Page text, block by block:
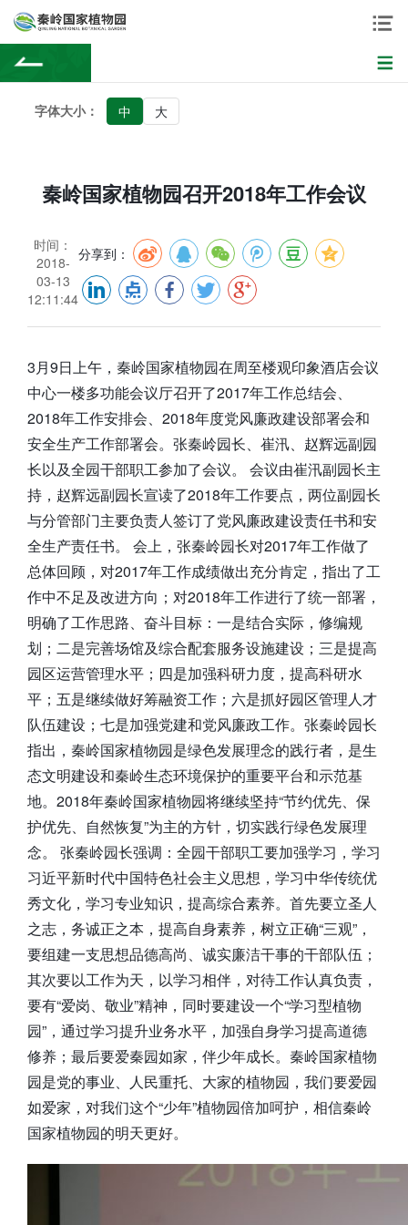
字体大小： 中 大
秦岭国家植物园召开2018年工作会议
时间：
2018-
03-13
12:11:44
分享到：
3月9日上午，秦岭国家植物园在周至楼观印象酒店会议
中心一楼多功能会议厅召开了2017年工作总结会、
2018年工作安排会、2018年度党风廉政建设部署会和
安全生产工作部署会。张秦岭园长、崔汛、赵辉远副园
长以及全园干部职工参加了会议。 会议由崔汛副园长主
持，赵辉远副园长宣读了2018年工作要点，两位副园长
与分管部门主要负责人签订了党风廉政建设责任书和安
全生产责任书。 会上，张秦岭园长对2017年工作做了
总体回顾，对2017年工作成绩做出充分肯定，指出了工
作中不足及改进方向；对2018年工作进行了统一部署，
明确了工作思路、奋斗目标：一是结合实际，修编规
划；二是完善场馆及综合配套服务设施建设；三是提高
园区运营管理水平；四是加强科研力度，提高科研水
平；五是继续做好筹融资工作；六是抓好园区管理人才
队伍建设；七是加强党建和党风廉政工作。张秦岭园长
指出，秦岭国家植物园是绿色发展理念的践行者，是生
态文明建设和秦岭生态环境保护的重要平台和示范基
地。2018年秦岭国家植物园将继续坚持“节约优先、保
护优先、自然恢复”为主的方针，切实践行绿色发展理
念。 张秦岭园长强调：全园干部职工要加强学习，学习
习近平新时代中国特色社会主义思想，学习中华传统优
秀文化，学习专业知识，提高综合素养。首先要立圣人
之志，务诚正之本，提高自身素养，树立正确“三观”，
要组建一支思想品德高尚、诚实廉洁干事的干部队伍；
其次要以工作为天，以学习相伴，对待工作认真负责，
要有“爱岗、敬业”精神，同时要建设一个“学习型植物
园”，通过学习提升业务水平，加强自身学习提高道德
修养；最后要爱秦园如家，伴少年成长。秦岭国家植物
园是党的事业、人民重托、大家的植物园，我们要爱园
如爱家，对我们这个“少年”植物园倍加呵护，相信秦岭
国家植物园的明天更好。